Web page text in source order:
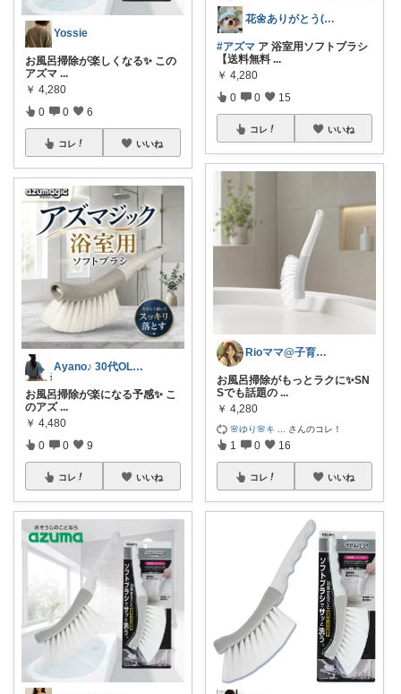
Yossie
お風呂掃除が楽しくなる✨ この
アズマ ...
￥ 4,280
0 0 6
コレ いいね
Ayano♪ 30代OLファッション
お風呂掃除が楽になる予感✨ こ
のアズ ...
￥ 4,480
0 0 9
コレ いいね
花🌼ありがとう(*･ω･)*_ _)ﾍ
#アズマ ア 浴室用ソフトブラシ
【送料無料 ...
￥ 4,280
0 0 15
コレ いいね
Rioママ@子育て応援
お風呂掃除がもっとラクに✨SN
Sでも話題の ...
￥ 4,280
🌸ゆり🌸キ さんのコレ！
1 0 16
コレ いいね